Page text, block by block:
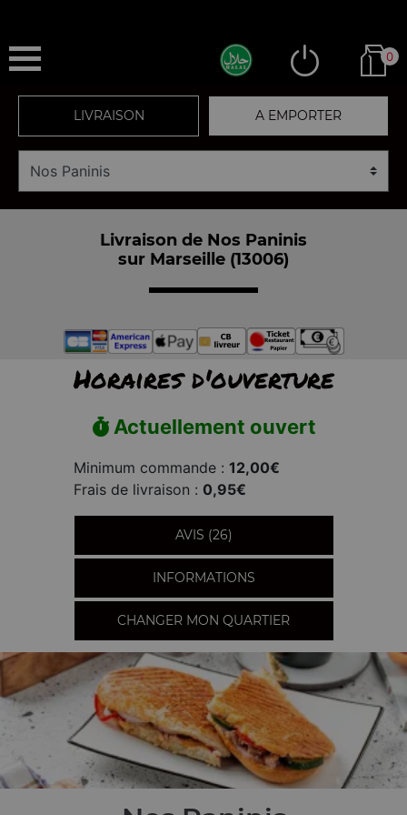
0
LIVRAISON A EMPORTER
Livraison de Nos Paninis
sur Marseille (13006)
Horaires d'ouverture
Actuellement ouvert
Minimum commande : 12,00€
Frais de livraison : 0,95€
AVIS (26)
INFORMATIONS
CHANGER MON QUARTIER